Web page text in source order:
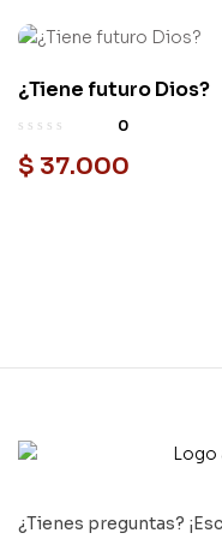
¿Tiene futuro Dios?
0
$ 37.000
¿Tienes preguntas?